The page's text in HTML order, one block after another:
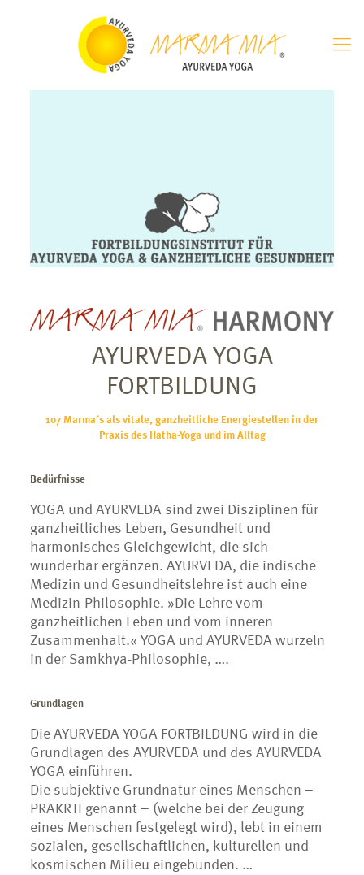
AYURVEDA YOGA
FORTBILDUNG
107 Marma´s als vitale, ganzheitliche Energiestellen in der
Praxis des Hatha-Yoga und im Alltag
Bedürfnisse
YOGA und AYURVEDA sind zwei Disziplinen für
ganzheitliches Leben, Gesundheit und
harmonisches Gleichgewicht, die sich
wunderbar ergänzen. AYURVEDA, die indische
Medizin und Gesundheitslehre ist auch eine
Medizin-Philosophie. »Die Lehre vom
ganzheitlichen Leben und vom inneren
Zusammenhalt.« YOGA und AYURVEDA wurzeln
in der Samkhya-Philosophie, ….
Grundlagen
Die AYURVEDA YOGA FORTBILDUNG wird in die
Grundlagen des AYURVEDA und des AYURVEDA
YOGA einführen.
Die subjektive Grundnatur eines Menschen –
PRAKRTI genannt – (welche bei der Zeugung
eines Menschen festgelegt wird), lebt in einem
sozialen, gesellschaftlichen, kulturellen und
kosmischen Milieu eingebunden. …